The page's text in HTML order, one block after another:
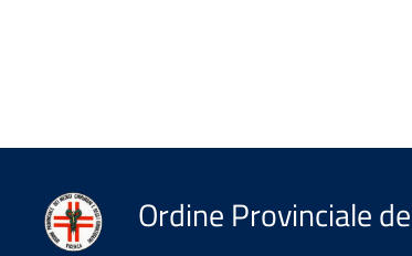
Ordine Provinciale